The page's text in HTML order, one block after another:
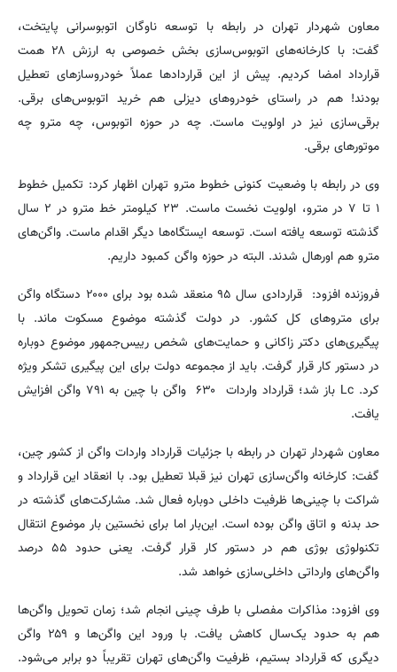
معاون شهردار تهران در رابطه با توسعه ناوگان اتوبوسرانی پایتخت،
گفت: با کارخانه‌های اتوبوس‌سازی بخش خصوصی به ارزش ۲۸ همت
قرارداد امضا کردیم. پیش از این قراردادها عملاً خودروسازهای تعطیل
بودند! هم در راستای خودروهای دیزلی هم خرید اتوبوس‌های برقی.
برقی‌سازی نیز در اولویت ماست. چه در حوزه اتوبوس، چه مترو چه
موتورهای برقی.
وی در رابطه با وضعیت کنونی خطوط مترو تهران اظهار کرد: تکمیل خطوط
۱ تا ۷ در مترو، اولویت نخست ماست. ۲۳ کیلومتر خط مترو در ۲ سال
گذشته توسعه یافته است. توسعه ایستگاه‌ها دیگر اقدام ماست. واگن‌های
مترو هم اورهال شدند. البته در حوزه واگن کمبود داریم.
فروزنده افزود: قراردادی سال ۹۵ منعقد شده بود برای ۲۰۰۰ دستگاه واگن
برای متروهای کل کشور. در دولت گذشته موضوع مسکوت ماند. با
پیگیری‌های دکتر زاکانی و حمایت‌های شخص رییس‌جمهور موضوع دوباره
در دستور کار قرار گرفت. باید از مجموعه دولت برای این پیگیری تشکر ویژه
کرد. Lc باز شد؛ قرارداد واردات ۶۳۰ واگن با چین به ۷۹۱ واگن افزایش
یافت.
معاون شهردار تهران در رابطه با جزئیات قرارداد واردات واگن از کشور چین،
گفت: کارخانه واگن‌سازی تهران نیز قبلا تعطیل بود. با انعقاد این قرارداد و
شراکت با چینی‌ها ظرفیت داخلی دوباره فعال شد. مشارکت‌های گذشته در
حد بدنه و اتاق واگن بوده است. این‌بار اما برای نخستین بار موضوع انتقال
تکنولوژی بوژی هم در دستور کار قرار گرفت. یعنی حدود ۵۵ درصد
واگن‌های وارداتی داخلی‌سازی خواهد شد.
وی افزود: مذاکرات مفصلی با طرف چینی انجام شد؛ زمان تحویل واگن‌ها
هم به حدود یک‌سال کاهش یافت. با ورود این واگن‌ها و ۲۵۹ واگن
دیگری که قرارداد بستیم، ظرفیت واگن‌های تهران تقریباً دو برابر می‌شود.